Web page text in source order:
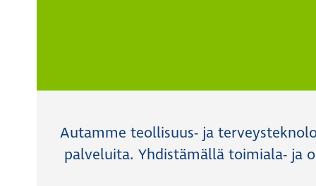
Autamme teollisuus- ja
palveluita. Yhdistämällä toimiala- ja